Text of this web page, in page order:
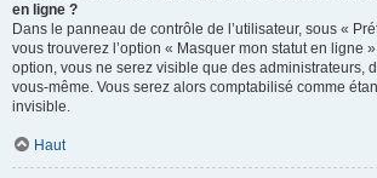
en ligne ?
Dans le panneau de contrôle de l’utilisateur, sous «
vous trouverez l’option « Masquer mon statut en ligne
option, vous ne serez visible que des administrateurs,
vous-même. Vous serez alors comptabilisé comme
invisible.
Haut